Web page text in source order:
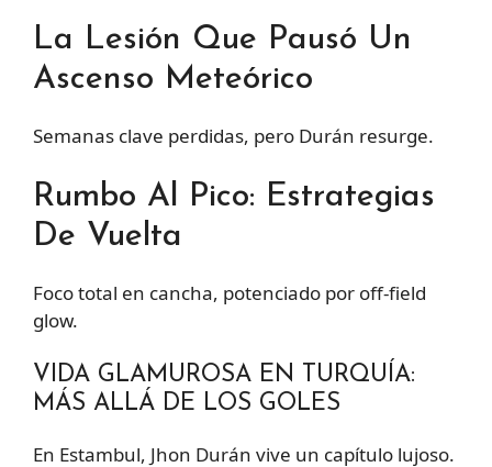
La Lesión Que Pausó Un
Ascenso Meteórico
Semanas clave perdidas, pero Durán resurge.
Rumbo Al Pico: Estrategias
De Vuelta
Foco total en cancha, potenciado por off-field
glow.
VIDA GLAMUROSA EN TURQUÍA:
MÁS ALLÁ DE LOS GOLES
En Estambul, Jhon Durán vive un capítulo lujoso.